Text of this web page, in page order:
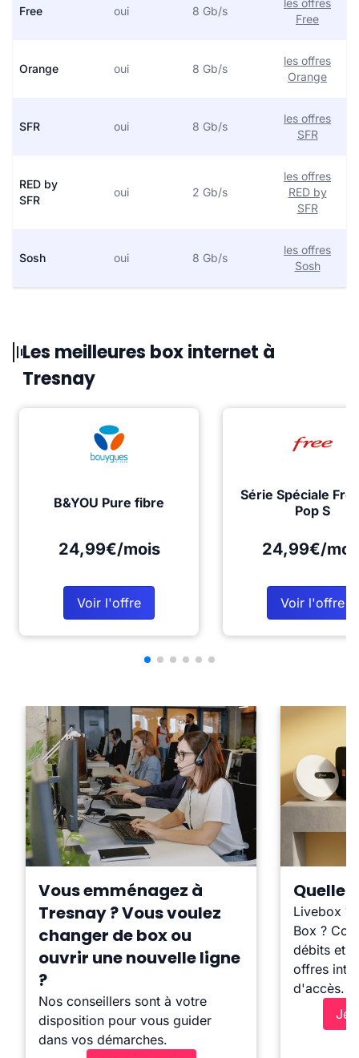
Free oui 8 Gb/s
les offres
Free
Orange oui 8 Gb/s
les offres
Orange
SFR oui 8 Gb/s
les offres
SFR
RED by
SFR
oui 2 Gb/s
les offres
RED by
SFR
Sosh oui 8 Gb/s
les offres
Sosh
Les meilleures box internet à
Tresnay
B&YOU Pure fibre
24,99€/mois
Voir l'offre
Série Spéciale
Pop S
24,99€/
Voir l'offre
Vous emménagez à
Tresnay ? Vous voulez
changer de box ou
ouvrir une nouvelle ligne
?
Nos conseillers sont à votre
disposition pour vous guider
dans vos démarches.
Quelle
Livebox ?
Box ?
débits et
offres
d'accès.
Je